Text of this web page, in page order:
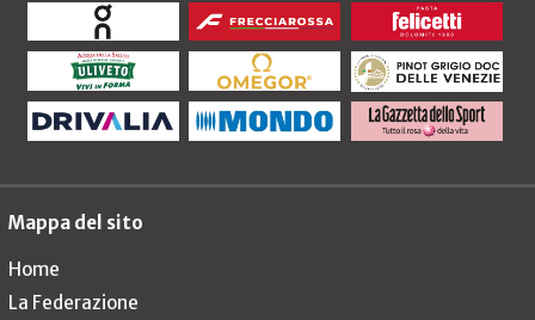
Mappa del sito
Home
La Federazione